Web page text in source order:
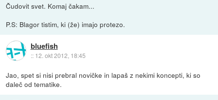
Čudovit svet. Komaj čakam...
P.S: Blagor tistim, ki (že) imajo protezo.
bluefish
:: 12. okt 2012, 18:45
Jao, spet si nisi prebral novičke in lapaš z nekimi koncepti, ki so
daleč od tematike.